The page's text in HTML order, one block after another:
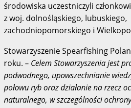
środowiska uczestniczyli
z woj. dolnośląskiego, lubuskiego,
zachodniopomorskiego i
Stowarzyszenie Spearfishing
roku. – Celem Stowarzyszenia jest
podwodnego, upowszechnianie
połowu ryb oraz działanie na rzecz
naturalnego, w szczególności